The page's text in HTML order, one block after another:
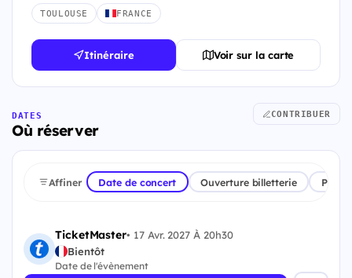
TOULOUSE FRANCE
Itinéraire Voir sur la carte
DATES
Où réserver
CONTRIBUER
Affiner Date de concert Ouverture billetterie
TicketMaster• 17 Avr. 2027 À 20h30
Bientôt
Date de l'évènement